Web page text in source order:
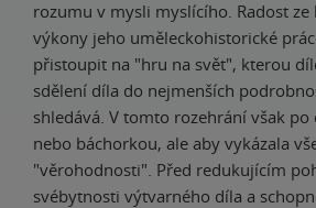
rozumu v mysli myslícího. Radost
výkony jeho uměleckohistorické
přistoupit na "hru na svět", kterou
sdělení díla do nejmenších
shledává. V tomto rozehrání však
nebo báchorkou, ale aby vykázala
"věrohodnosti". Před redukujícím
svébytnosti výtvarného díla a